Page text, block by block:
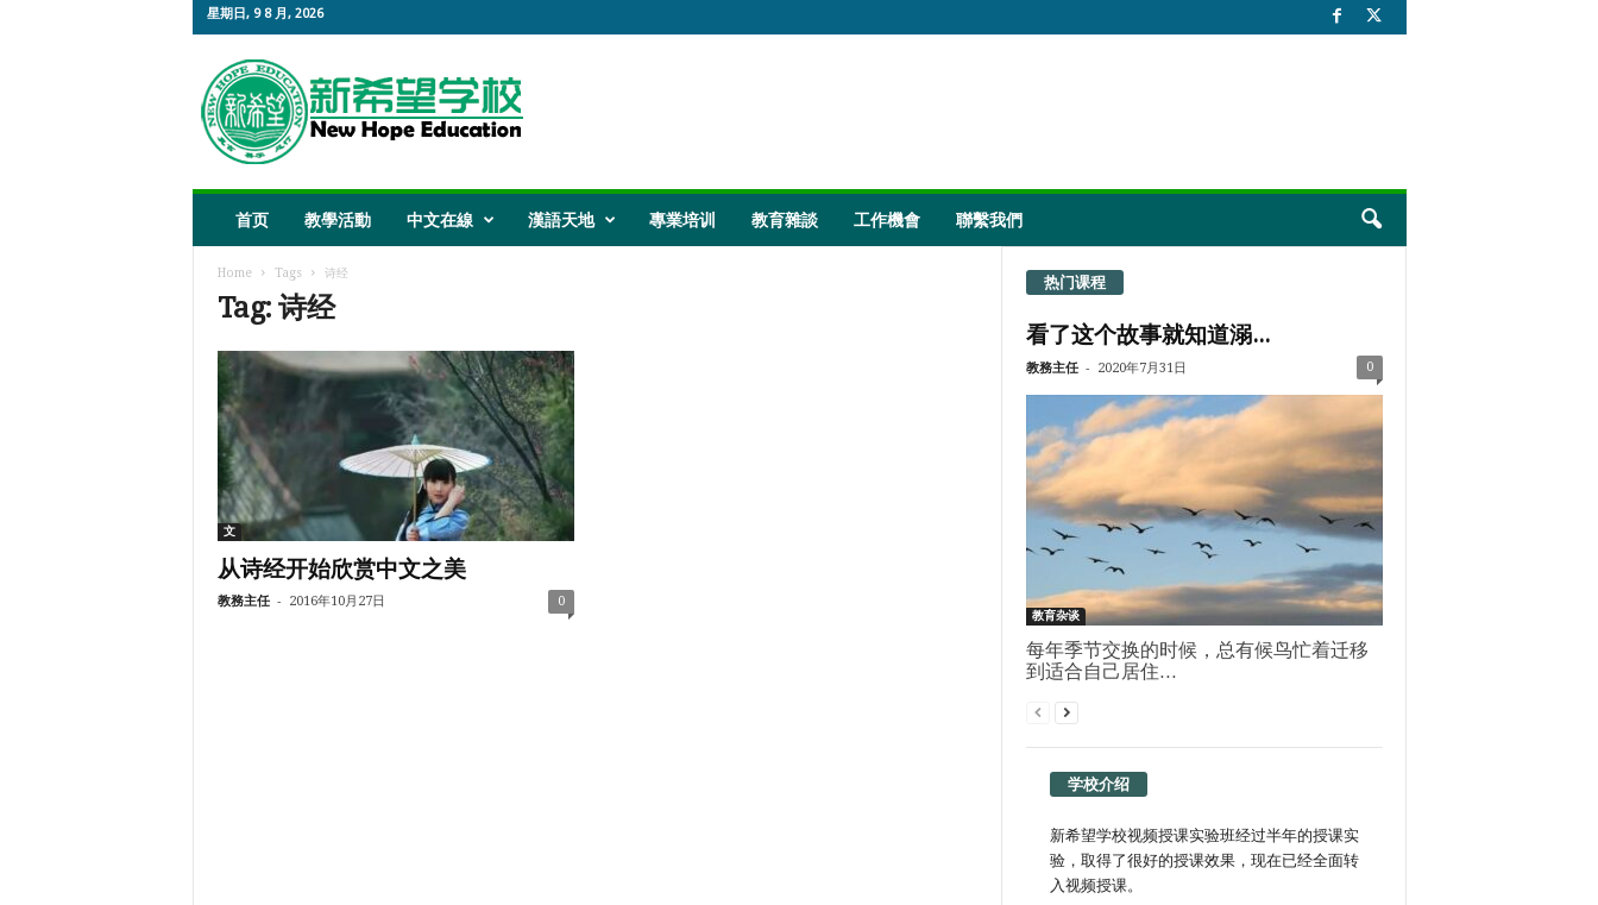
星期日, 9 8 月, 2026
希
望
教
首页 教學活動 中文在線 漢語天地 專業培训 教育雜談 工作機會 聯繫我們
Home Tags 诗经
Tag: 诗经
文
从诗经开始欣赏中文之美
教務主任 - 2016年10月27日 0
热门课程
看了这个故事就知道溺...
教務主任 - 2020年7月31日 0
教育杂谈
每年季节交换的时候，总有候鸟忙着迁移
到适合自己居住...
学校介绍
新希望学校视频授课实验班经过半年的授课实
验，取得了很好的授课效果，现在已经全面转
入视频授课。